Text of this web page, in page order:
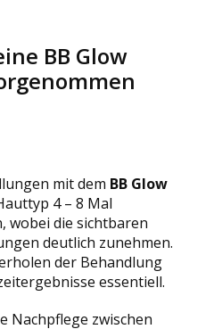
BB Glow
mit dem BB Glow
4 – 8 Mal
wobei die sichtbaren
deutlich zunehmen.
der Behandlung
essentiell.
Nachpflege zwischen